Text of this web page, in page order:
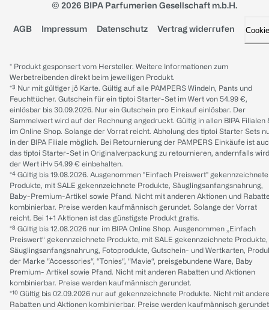
© 2026 BIPA Parfumerien Gesellschaft m.b.H.
AGB Impressum Datenschutz Vertrag widerrufen
* Produkt gesponsert vom Hersteller. Weitere Informationen zum
Werbetreibenden direkt beim jeweiligen Produkt.
*³ Nur mit gültiger jö Karte. Gültig auf alle PAMPERS Windeln, Pants und
Feuchttücher. Gutschein für ein tiptoi Starter-Set im Wert von 54.99 €,
einlösbar bis 30.09.2026. Nur ein Gutschein pro Einkauf einlösbar. Der
Sammelwert wird auf der Rechnung angedruckt. Gültig in allen BIPA Filialen
im Online Shop. Solange der Vorrat reicht. Abholung des tiptoi Starter Sets
in der BIPA Filiale möglich. Bei Retournierung der PAMPERS Einkäufe ist
das tiptoi Starter-Set in Originalverpackung zu retournieren, andernfalls wird
der Wert iHv 54.99 € einbehalten.
*⁴ Gültig bis 19.08.2026. Ausgenommen "Einfach Preiswert" gekennzeichnete
Produkte, mit SALE gekennzeichnete Produkte, Säuglingsanfangsnahrung,
Baby-Premium-Artikel sowie Pfand. Nicht mit anderen Aktionen und
kombinierbar. Preise werden kaufmännisch gerundet. Solange der Vorrat
reicht. Bei 1+1 Aktionen ist das günstigste Produkt gratis.
*⁸ Gültig bis 12.08.2026 nur im BIPA Online Shop. Ausgenommen „Einfach
Preiswert“ gekennzeichnete Produkte, mit SALE gekennzeichnete Produkte,
Säuglingsanfangsnahrung, Fotoprodukte, Gutschein- und Wertkarten,
der Marke “Accessories“, “Tonies“, “Mavie“, preisgebundene Ware, Baby
Premium- Artikel sowie Pfand. Nicht mit anderen Rabatten und Aktionen
kombinierbar. Preise werden kaufmännisch gerundet.
*¹⁰ Gültig bis 02.09.2026 nur auf gekennzeichnete Produkte. Nicht mit
Rabatten und Aktionen kombinierbar. Preise werden kaufmännisch